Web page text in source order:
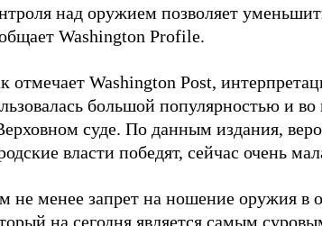
над оружием позволяет
Washington Profile.
отмечает Washington Post,
большой популярностью и во
суде. По данным издания,
власти победят, сейчас очень
не менее запрет на ношение оружия в
на сегодня является самым